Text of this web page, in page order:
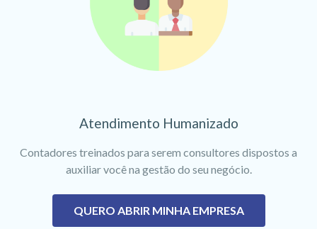
Atendimento Humanizado
Contadores treinados para serem consultores dispostos a
auxiliar você na gestão do seu negócio.
QUERO ABRIR MINHA EMPRESA